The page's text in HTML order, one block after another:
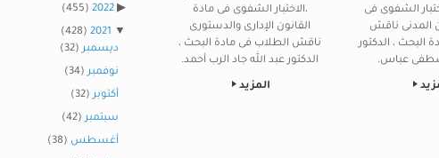
الشفوى فى
المدنى ناقش
البحث ، الدكتور
عباس.
،الاختبار الشفوى فى مادة
القانون الإدارى والدستورى
ناقش الطلاب فى مادة البحث ،
الدكتور عبد الله جاد الرب أحمد.
المزيد
2022
(455)
2021
(428)
ديسمبر(32)
نوفمبر(34)
أكتوبر(32)
سبتمبر(42)
أغسطس (38)